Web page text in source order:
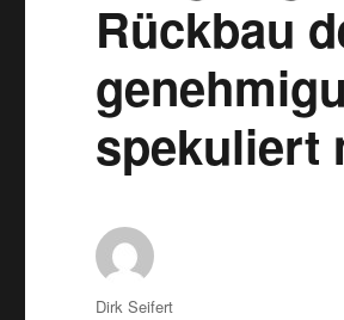
Rückbau
spekuliert
Autor
Dirk Seifert